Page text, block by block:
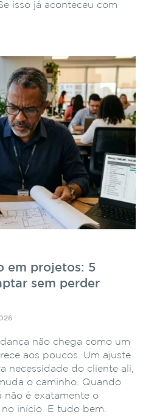
isso já aconteceu com
em projetos: 5
sem perder
não chega como um
aos poucos. Um ajuste
necessidade do cliente ali,
o caminho. Quando
não é exatamente o
início. E tudo bem.